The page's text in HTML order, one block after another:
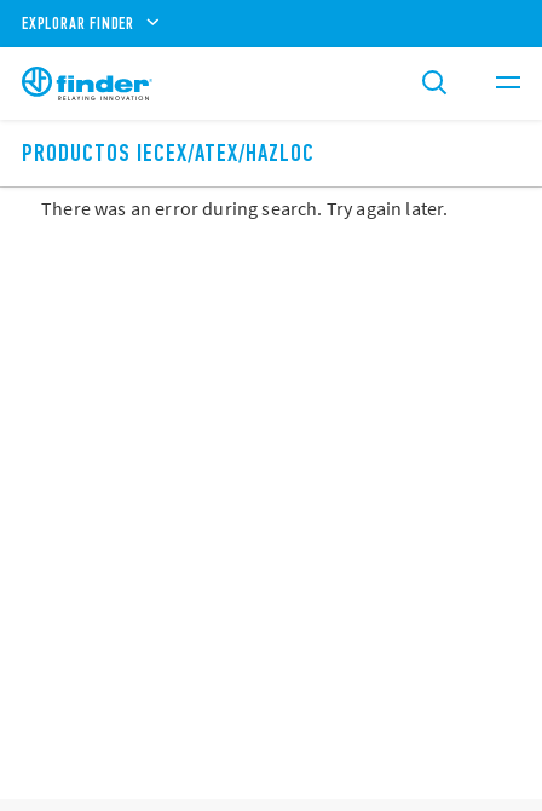
EXPLORAR FINDER
PRODUCTOS IECEX/ATEX/HAZLOC
There was an error during search. Try again later.